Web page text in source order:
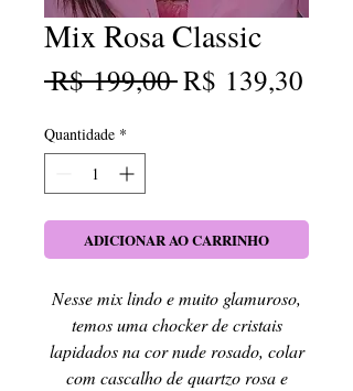
Mix Rosa Classic
R$ 199,00 Preço
R$ 139,30
Quantidade *
ADICIONAR AO CARRINHO
Nesse mix lindo e muito glamuroso,
temos uma chocker de cristais
lapidados na cor nude rosado, colar
com cascalho de quartzo rosa e